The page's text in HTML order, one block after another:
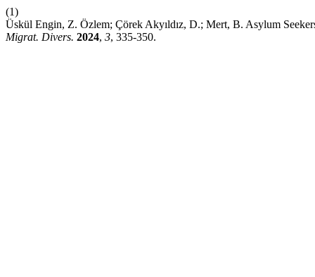
(1)
Üskül Engin, Z. Özlem; Çörek Akyıldız, D.; Mert, B. Asylum
Migrat. Divers. 2024, 3, 335-350.